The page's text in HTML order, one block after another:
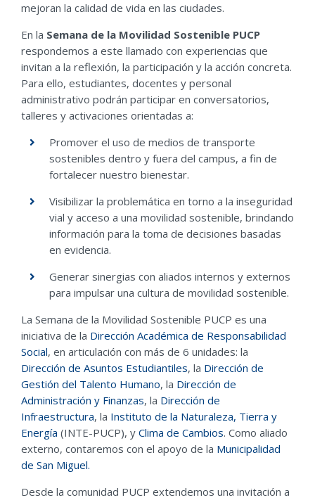
mejoran la calidad de vida en las ciudades.
En la Semana de la Movilidad Sostenible PUCP
respondemos a este llamado con experiencias que
invitan a la reflexión, la participación y la acción concreta.
Para ello, estudiantes, docentes y personal
administrativo podrán participar en conversatorios,
talleres y activaciones orientadas a:
Promover el uso de medios de transporte
sostenibles dentro y fuera del campus, a fin de
fortalecer nuestro bienestar.
Visibilizar la problemática en torno a la inseguridad
vial y acceso a una movilidad sostenible, brindando
información para la toma de decisiones basadas
en evidencia.
Generar sinergias con aliados internos y externos
para impulsar una cultura de movilidad sostenible.
La Semana de la Movilidad Sostenible PUCP es una
iniciativa de la Dirección Académica de Responsabilidad
Social, en articulación con más de 6 unidades: la
Dirección de Asuntos Estudiantiles, la Dirección de
Gestión del Talento Humano, la Dirección de
Administración y Finanzas, la Dirección de
Infraestructura, la Instituto de la Naturaleza, Tierra y
Energía (INTE-PUCP), y Clima de Cambios. Como aliado
externo, contaremos con el apoyo de la Municipalidad
de San Miguel.
Desde la comunidad PUCP extendemos una invitación a